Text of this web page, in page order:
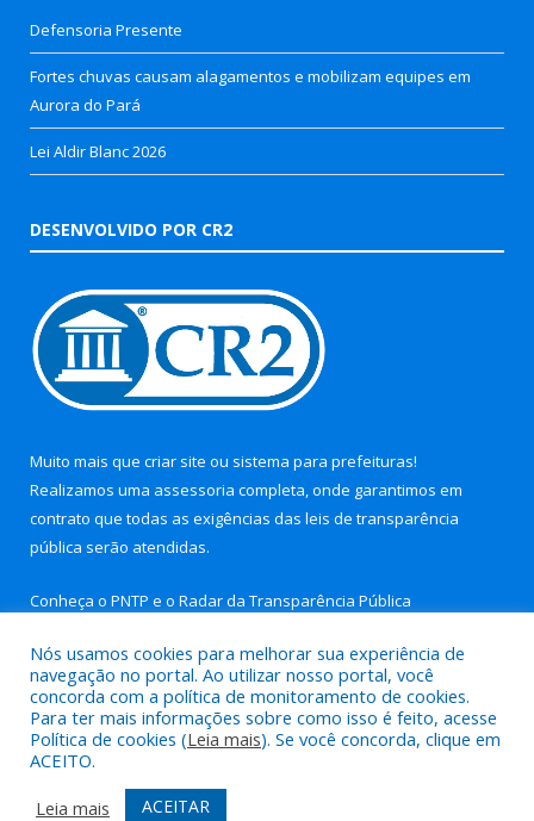
Defensoria Presente
Fortes chuvas causam alagamentos e mobilizam equipes em
Aurora do Pará
Lei Aldir Blanc 2026
DESENVOLVIDO POR CR2
Muito mais que criar site ou sistema para prefeituras!
Realizamos uma assessoria completa, onde garantimos em
contrato que todas as exigências das leis de transparência
pública serão atendidas.
Conheça o PNTP e o Radar da Transparência Pública
Todos os direitos reservados a Prefeitura Municipal de Aurora
do Pará.
Mapa do Site
Acessar Área Administrativa
Nós usamos cookies para melhorar sua experiência de
navegação no portal. Ao utilizar nosso portal, você
concorda com a política de monitoramento de cookies.
Para ter mais informações sobre como isso é feito, acesse
Política de cookies (Leia mais). Se você concorda, clique em
ACEITO.
Leia mais
ACEITAR